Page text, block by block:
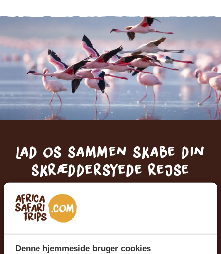
Denne hjemmeside bruger cookies
Lad os sammen skabe din
skræddersyede rejse
FÅ ET GRATIS OG UFORPLIGTENDE TILBUD